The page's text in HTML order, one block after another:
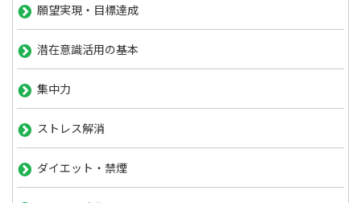
願望実現・目標達成
潜在意識活用の基本
集中力
ストレス解消
ダイエット・禁煙